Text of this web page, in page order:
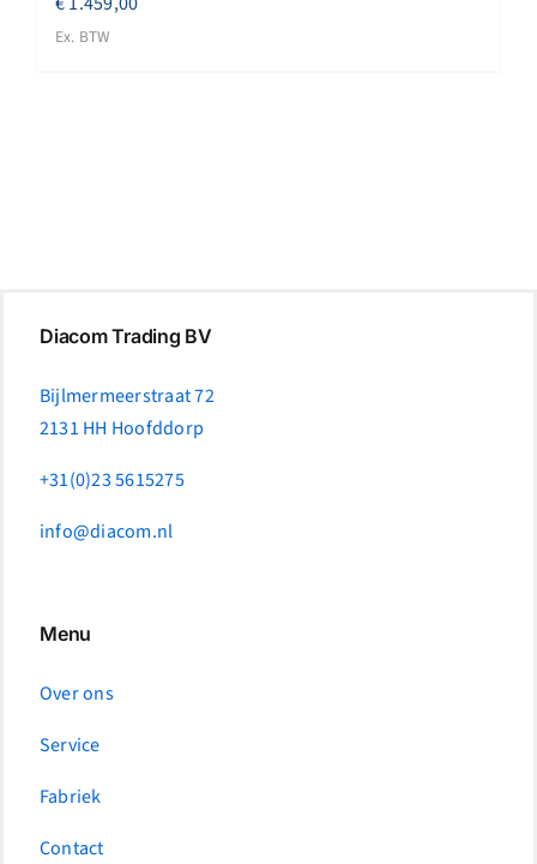
Ex. BTW
Diacom Trading BV
Bijlmermeerstraat 72
2131 HH Hoofddorp
+31(0)23 5615275
info@diacom.nl
Menu
Over ons
Service
Fabriek
Contact